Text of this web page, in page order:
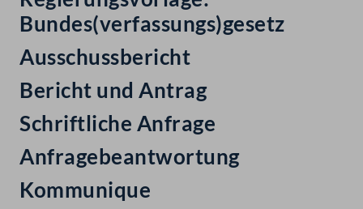
Bundes(verfassungs)gesetz
Ausschussbericht
Bericht und Antrag
Schriftliche Anfrage
Anfragebeantwortung
Kommunique